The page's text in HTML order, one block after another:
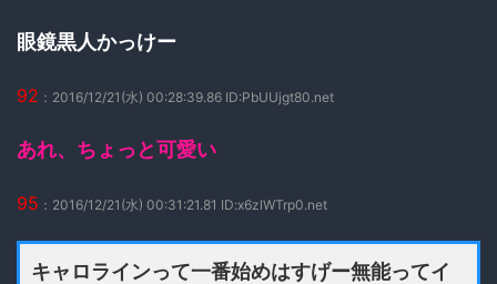
眼鏡黒人かっけー
92 ：2016/12/21(水) 00:28:39.86 ID:PbUUjgt80.net
あれ、ちょっと可愛い
95 ：2016/12/21(水) 00:31:21.81 ID:x6zlWTrp0.net
キャロラインって一番始めはすげー無能ってイ